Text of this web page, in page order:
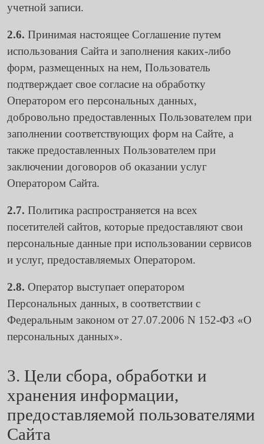
учетной записи.
2.6. Принимая настоящее Соглашение путем
использования Сайта и заполнения каких-либо
форм, размещенных на нем, Пользователь
подтверждает свое согласие на обработку
Оператором его персональных данных,
добровольно предоставленных Пользователем при
заполнении соответствующих форм на Сайте, а
также предоставленных Пользователем при
заключении договоров об оказании услуг
Оператором Сайта.
2.7. Политика распространяется на всех
посетителей сайтов, которые предоставляют свои
персональные данные при использовании сервисов
и услуг, предоставляемых Оператором.
2.8. Оператор выступает оператором
Персональных данных, в соответствии с
Федеральным законом от 27.07.2006 N 152-ФЗ «О
персональных данных».
3. Цели сбора, обработки и
хранения информации,
предоставляемой пользователями
Сайта